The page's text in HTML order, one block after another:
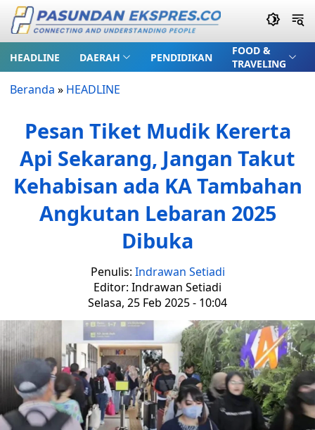
HEADLINE DAERAH PENDIDIKAN
FOOD &
TRAVELING
Beranda » HEADLINE
Pesan Tiket Mudik Kererta
Api Sekarang, Jangan Takut
Kehabisan ada KA Tambahan
Angkutan Lebaran 2025
Dibuka
Penulis: Indrawan Setiadi
Editor: Indrawan Setiadi
Selasa, 25 Feb 2025 - 10:04